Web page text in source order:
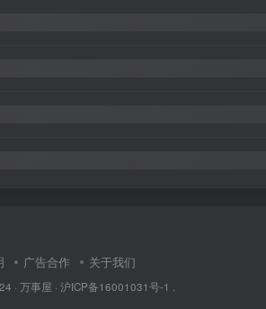
广告合作 关于我们
· 万事屋 · 沪ICP备16001031号-1